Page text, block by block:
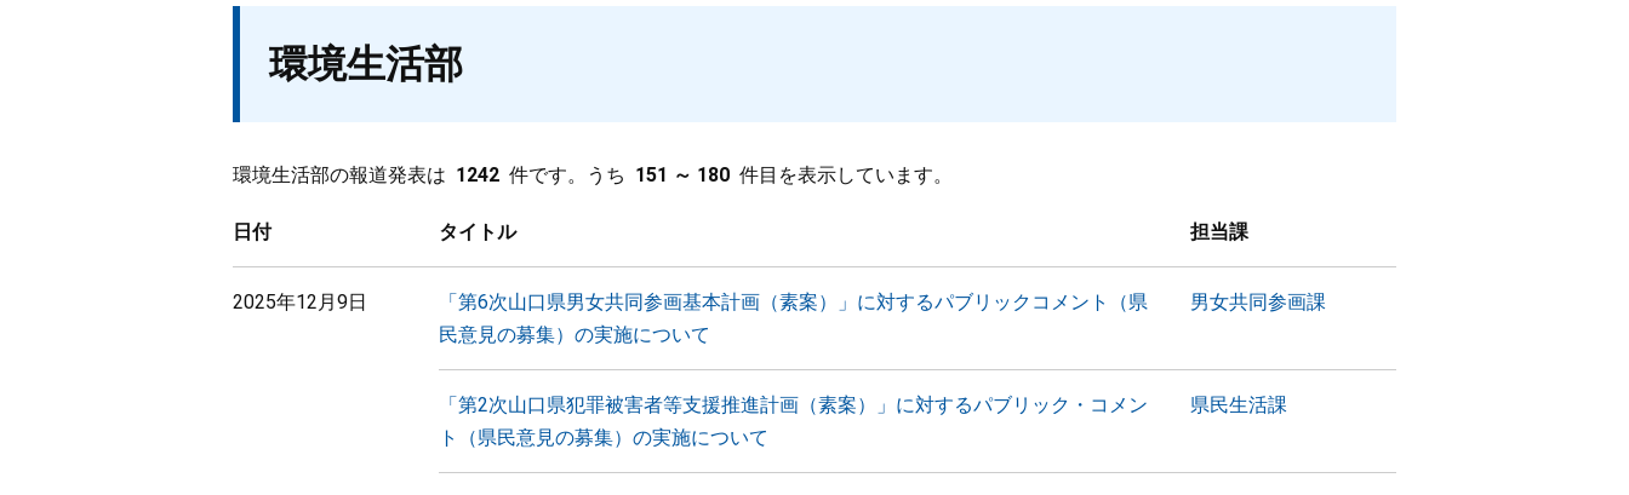
環境生活部
環境生活部の報道発表は 1242 件です。うち 151 ～ 180 件目を表示しています。
日付 タイトル 担当課
2025年12月9日
「第6次山口県男女共同参画基本計画（素案）」に対するパブリックコメント（県
民意見の募集）の実施について
男女共同参画課
「第2次山口県犯罪被害者等支援推進計画（素案）」に対するパブリック・コメン
ト（県民意見の募集）の実施について
県民生活課